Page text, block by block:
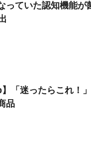
っていた認知機能
「迷ったらこれ！
品